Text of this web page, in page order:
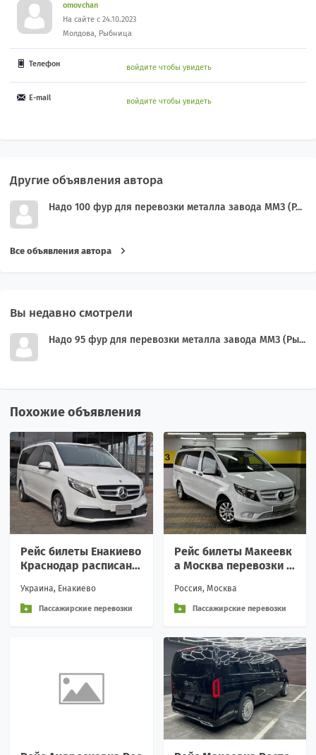
omovchan
На сайте с 24.10.2023
Молдова, Рыбница
Телефон войдите чтобы увидеть
E-mail войдите чтобы увидеть
Другие объявления автора
Надо 100 фур для перевозки металла завода ММЗ (Р...
Все объявления автора
Вы недавно смотрели
Надо 95 фур для перевозки металла завода ММЗ (Ры...
Похожие объявления
Рейс билеты Енакиево
Краснодар расписани
ские и грузовые Вежл
Украина, Енакиево
Пассажирские перевозки
Рейс билеты Макеевк
а Москва перевозки р
бращение и индивиду
а
Россия, Москва
Пассажирские перевозки